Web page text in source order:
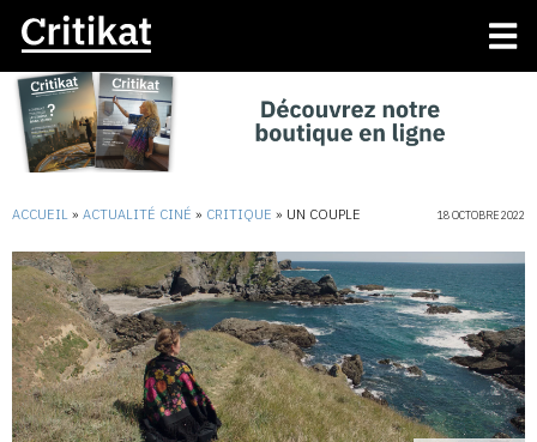
ACCUEIL » ACTUALITÉ CINÉ » CRITIQUE » UN COUPLE 18 OCTOBRE 2022